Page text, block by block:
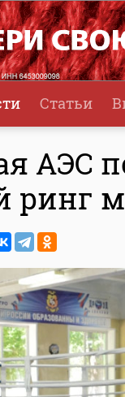
Статьи
АЭС
ринг